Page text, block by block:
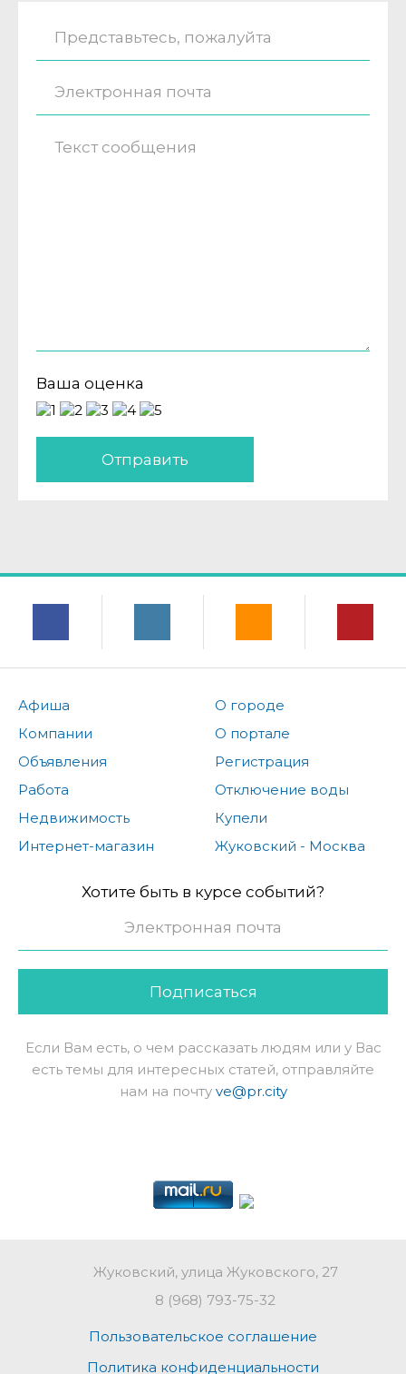
Ваша оценка
Отправить
Афиша
Компании
Объявления
Работа
Недвижимость
Интернет-магазин
О городе
О портале
Регистрация
Отключение воды
Купели
Жуковский - Москва
Хотите быть в курсе событий?
Подписаться
Если Вам есть, о чем рассказать людям или у Вас
есть темы для интересных статей, отправляйте
нам на почту ve@pr.city
Жуковский, улица Жуковского, 27
8 (968) 793-75-32
Пользовательское соглашение
Политика конфиденциальности